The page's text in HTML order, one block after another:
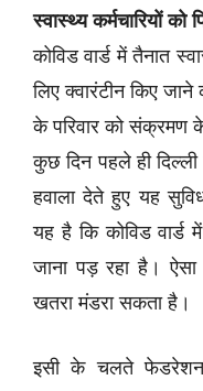
स्वास्थ्य कर्मचारियों को
कोविड वार्ड में तैनात
लिए क्वारंटीन किए जाने
के परिवार को
कुछ दिन पहले ही
हवाला देते हुए यह
यह है कि कोविड वार्ड
जाना पड़ रहा है।
खतरा मंडरा सकता है।
इसी के चलते फेडरेशन